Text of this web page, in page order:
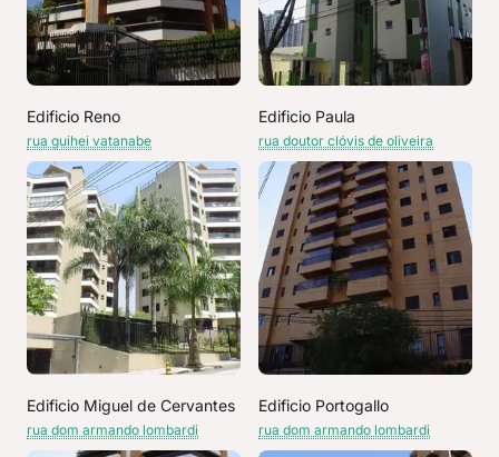
Edificio Reno
rua guihei vatanabe
Edificio Paula
rua doutor clóvis de oliveira
Edificio Miguel de Cervantes
rua dom armando lombardi
Edificio Portogallo
rua dom armando lombardi